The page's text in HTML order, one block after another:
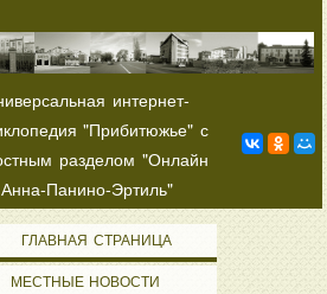
интернет-
"Прибитюжье" с
разделом "Онлайн
Анна-Панино-Эртиль"
ГЛАВНАЯ СТРАНИЦА
МЕСТНЫЕ НОВОСТИ